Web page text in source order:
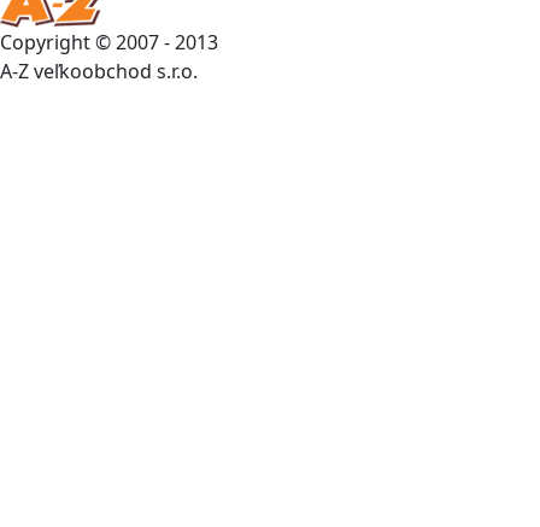
Copyright © 2007 - 2013
A-Z veľkoobchod s.r.o.